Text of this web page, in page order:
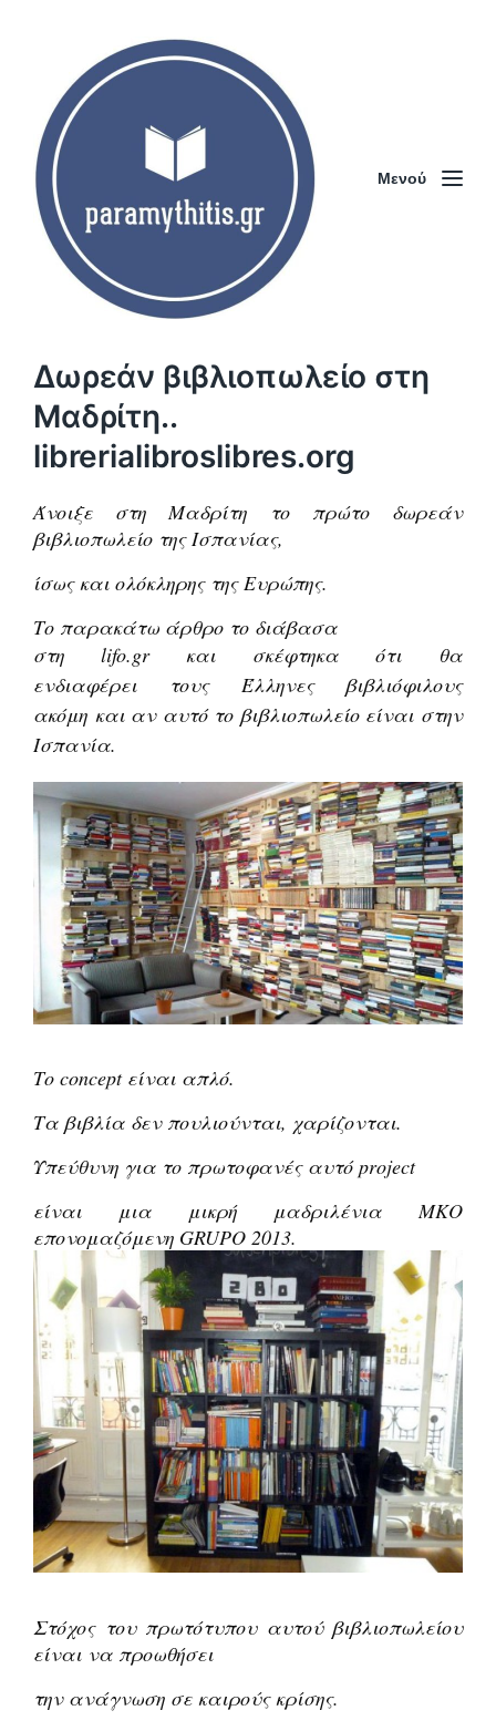
Μενού
Δωρεάν βιβλιοπωλείο στη
Μαδρίτη..
librerialibroslibres.org
Άνοιξε στη Μαδρίτη το πρώτο δωρεάν
βιβλιοπωλείο της Ισπανίας,
ίσως και ολόκληρης της Ευρώπης.
Το παρακάτω άρθρο το διάβασα
στη lifo.gr και σκέφτηκα ότι θα
ενδιαφέρει τους Έλληνες βιβλιόφιλους
ακόμη και αν αυτό το βιβλιοπωλείο είναι στην
Ισπανία.
Το concept είναι απλό.
Τα βιβλία δεν πουλιούνται, χαρίζονται.
Υπεύθυνη για το πρωτοφανές αυτό project
είναι μια μικρή μαδριλένια ΜΚΟ
επονομαζόμενη GRUPO 2013.
Στόχος του πρωτότυπου αυτού βιβλιοπωλείου
είναι να προωθήσει
την ανάγνωση σε καιρούς κρίσης.